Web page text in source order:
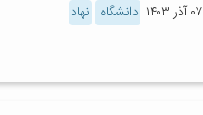
۰۷ آذر ۱۴۰۳ دانشگاه نهاد